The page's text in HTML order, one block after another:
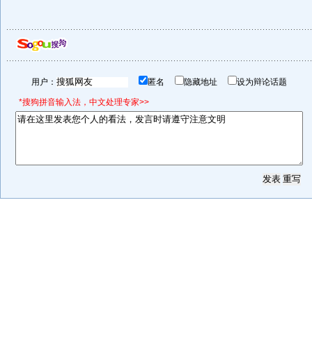
用户： 匿名 隐藏地址 设为辩论话题
*搜狗拼音输入法，中文处理专家>>